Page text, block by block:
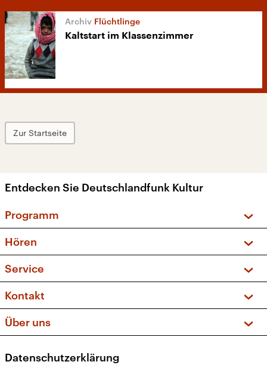
Flüchtlinge
Kaltstart im Klassenzimmer
Zur Startseite
Entdecken Sie Deutschlandfunk Kultur
Programm
Sendungen und Podcasts
Musikliste
Kakadu – Das Kinderprogramm
Hören
Frequenzen (UKW + DAB+)
Service
FAQ
Apps
Newsletter
Veranstaltungen
Kontakt
Social Media
Über uns
Presse
Datenschutzerklärung